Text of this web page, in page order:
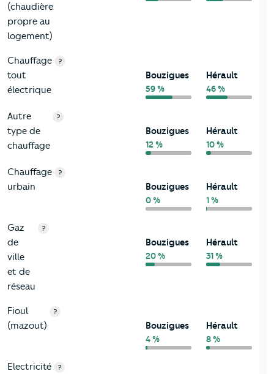
(chaudière
propre au
logement)
Chauffage
tout
électrique
?
Bouzigues
59 %
Hérault
46 %
Autre
type de
chauffage
?
Bouzigues
12 %
Hérault
10 %
Chauffage
urbain
?
Bouzigues
0 %
Hérault
1 %
Gaz
de
ville
et de
réseau
?
Bouzigues
20 %
Hérault
31 %
Fioul
(mazout)
?
Bouzigues
4 %
Hérault
8 %
Electricité ?